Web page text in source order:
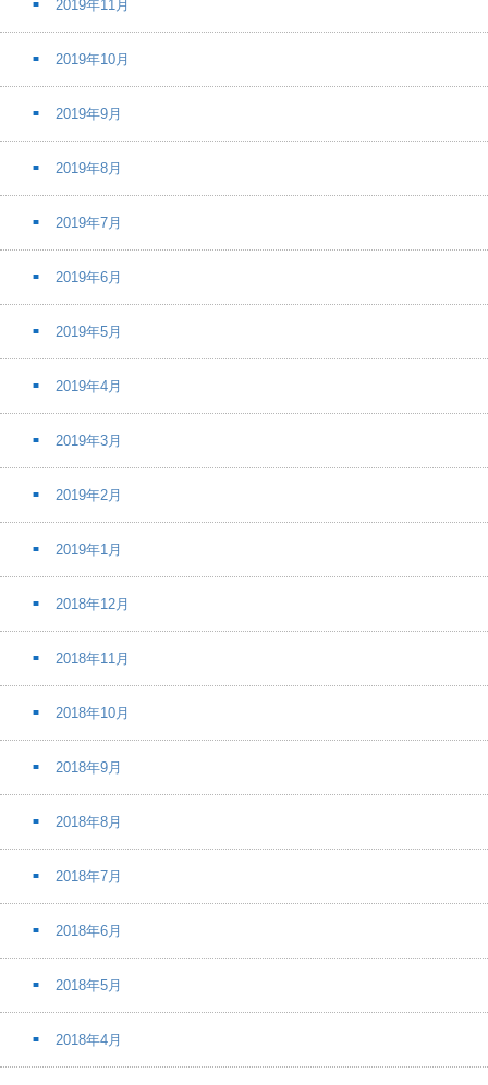
2019年11月
2019年10月
2019年9月
2019年8月
2019年7月
2019年6月
2019年5月
2019年4月
2019年3月
2019年2月
2019年1月
2018年12月
2018年11月
2018年10月
2018年9月
2018年8月
2018年7月
2018年6月
2018年5月
2018年4月